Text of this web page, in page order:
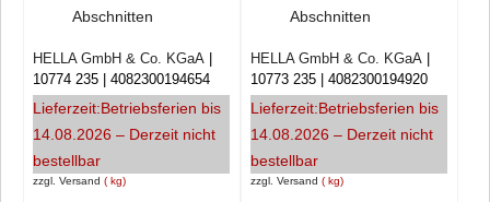
Abschnitten
zzgl. Versand kg
HELLA GmbH & Co. KGaA
10774 235
4082300194654
Lieferzeit:Betriebsferien bis
14.08.2026 – Derzeit nicht
bestellbar
Abschnitten
zzgl. Versand kg
HELLA GmbH & Co. KGaA
10773 235
4082300194920
Lieferzeit:Betriebsferien bis
14.08.2026 – Derzeit nicht
bestellbar